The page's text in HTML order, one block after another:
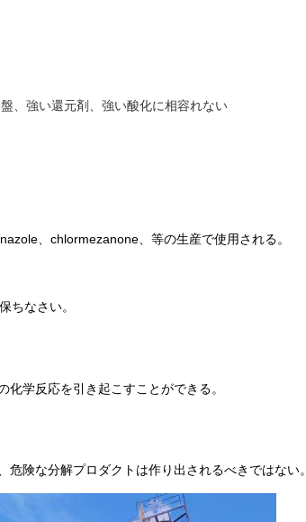
、強い還元剤、強い酸化に相容れない
、chlormezanone、等の生産で使用される。
ちなさい。
学反応を引き起こすことができる。
険な分解プロダクトは作り出されるべきではない。